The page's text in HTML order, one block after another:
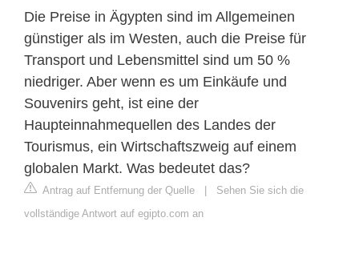
Die Preise in Ägypten sind im Allgemeinen
günstiger als im Westen, auch die Preise für
Transport und Lebensmittel sind um 50 %
niedriger. Aber wenn es um Einkäufe und
Souvenirs geht, ist eine der
Haupteinnahmequellen des Landes der
Tourismus, ein Wirtschaftszweig auf einem
globalen Markt. Was bedeutet das?
Antrag auf Entfernung der Quelle | Sehen Sie sich die
vollständige Antwort auf egipto.com an